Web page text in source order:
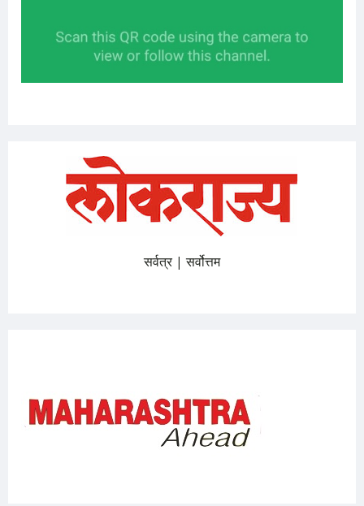
सर्वत्र | सर्वोत्तम